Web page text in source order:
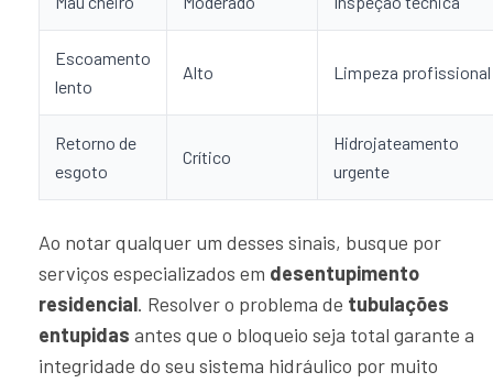
Escoamento
lento
Alto Limpeza profissional
Retorno de
esgoto
Crítico
Hidrojateamento
urgente
Ao notar qualquer um desses sinais, busque por
serviços especializados em desentupimento
residencial. Resolver o problema de tubulações
entupidas antes que o bloqueio seja total garante a
integridade do seu sistema hidráulico por muito